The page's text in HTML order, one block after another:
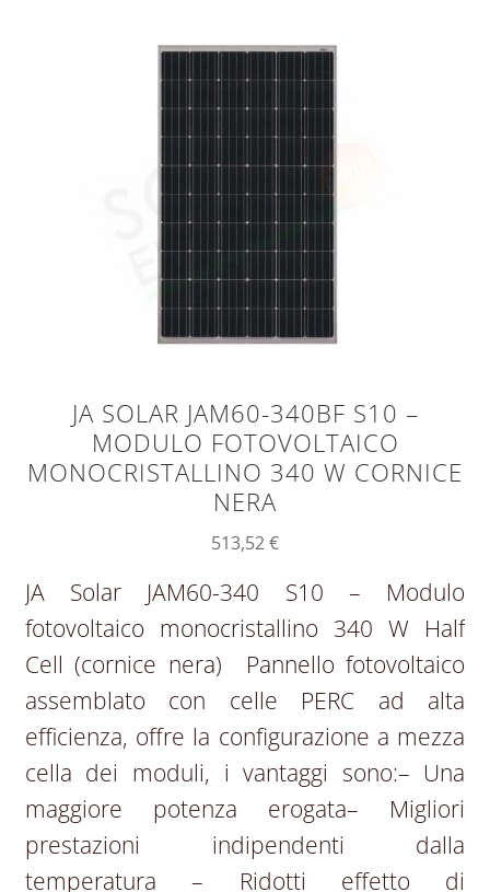
JA SOLAR JAM60-340BF S10 –
MODULO FOTOVOLTAICO
MONOCRISTALLINO 340 W CORNICE
NERA
513,52€
JA Solar JAM60-340 S10 – Modulo
fotovoltaico monocristallino 340 W Half
Cell (cornice nera) Pannello fotovoltaico
assemblato con celle PERC ad alta
efficienza, offre la configurazione a mezza
cella dei moduli, i vantaggi sono:– Una
maggiore potenza erogata– Migliori
prestazioni indipendenti dalla
temperatura – Ridotti effetto di